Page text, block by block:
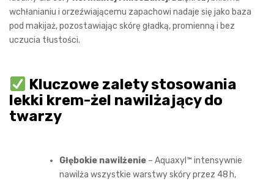
wchłanianiu i orzeźwiającemu zapachowi nadaje się jako baza
pod makijaż, pozostawiając skórę gładką, promienną i bez
uczucia tłustości.
Kluczowe zalety stosowania
lekki krem-żel nawilżający do
twarzy
Głębokie nawilżenie – Aquaxyl™ intensywnie
nawilża wszystkie warstwy skóry przez 48 h,